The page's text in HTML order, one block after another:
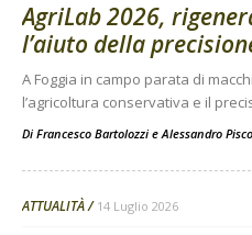
AgriLab 2026,
l’aiuto della
A Foggia in campo parata di
l’agricoltura conservativa e il
Di Francesco Bartolozzi eAlessandro
ATTUALITÀ 14 Luglio 2026